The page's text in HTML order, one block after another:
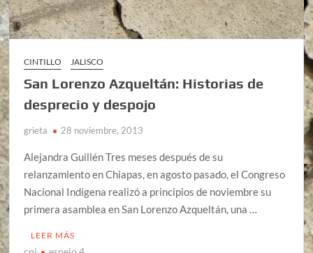
CINTILLO JALISCO
San Lorenzo Azqueltán: Historias de
desprecio y despojo
grieta 28 noviembre, 2013
Alejandra Guillén Tres meses después de su
relanzamiento en Chiapas, en agosto pasado, el Congreso
Nacional Indígena realizó a principios de noviembre su
primera asamblea en San Lorenzo Azqueltán, una …
LEER MÁS